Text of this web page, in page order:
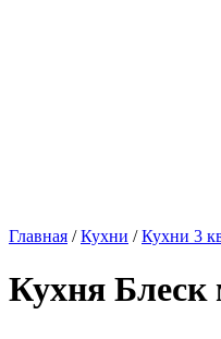
Главная /Кухни /Кухни 3
Кухня Блеск